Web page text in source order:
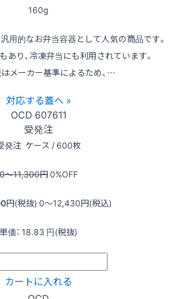
160g
用的なお弁当容器として人気の商品です。
あり、冷凍弁当にも利用されています。
メーカー基準によるため、…
対応する蓋へ »
OCD 607611
受発注
発注 ケース / 600枚
〜11,300円0%OFF
円(税抜) 0〜12,430円(税込)
単価： 18.83 円(税抜)
カートに入れる